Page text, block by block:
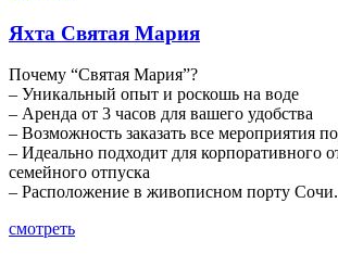
Яхта Святая Мария
Почему “Святая Мария”?
– Уникальный опыт и роскошь на воде
– Аренда от 3 часов для вашего удобства
– Возможность заказать все мероприятия
– Идеально подходит для корпоративного
семейного отпуска
– Расположение в живописном порту Сочи.
смотреть